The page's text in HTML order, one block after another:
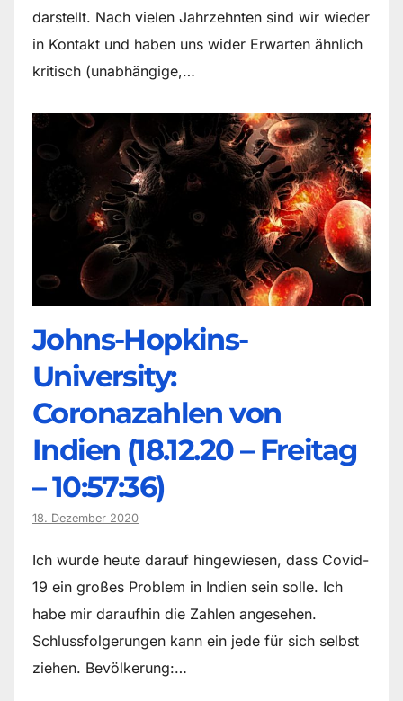
darstellt. Nach vielen Jahrzehnten sind wir wieder
in Kontakt und haben uns wider Erwarten ähnlich
kritisch (unabhängige,…
Johns-Hopkins-
University:
Coronazahlen von
Indien (18.12.20 – Freitag
– 10:57:36)
18. Dezember 2020
Ich wurde heute darauf hingewiesen, dass Covid-
19 ein großes Problem in Indien sein solle. Ich
habe mir daraufhin die Zahlen angesehen.
Schlussfolgerungen kann ein jede für sich selbst
ziehen. Bevölkerung:…